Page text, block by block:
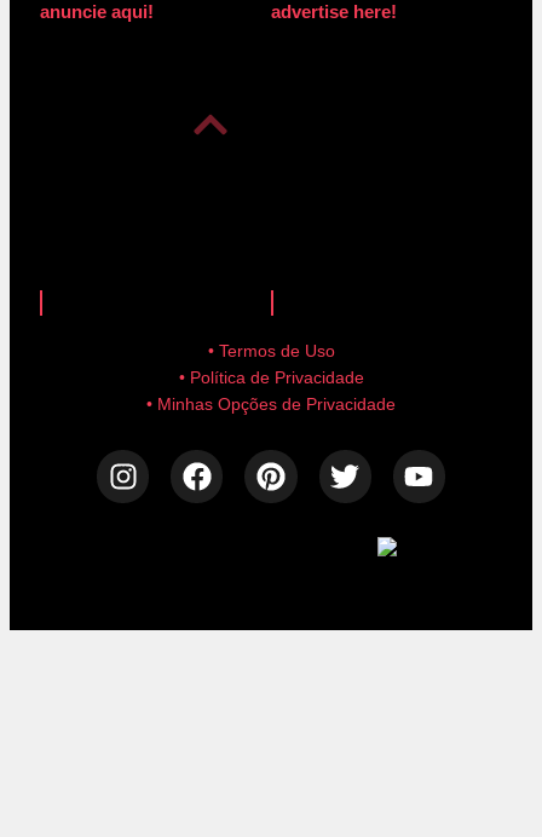
anuncie aqui! advertise here!
• Termos de Uso
• Política de Privacidade
• Minhas Opções de Privacidade